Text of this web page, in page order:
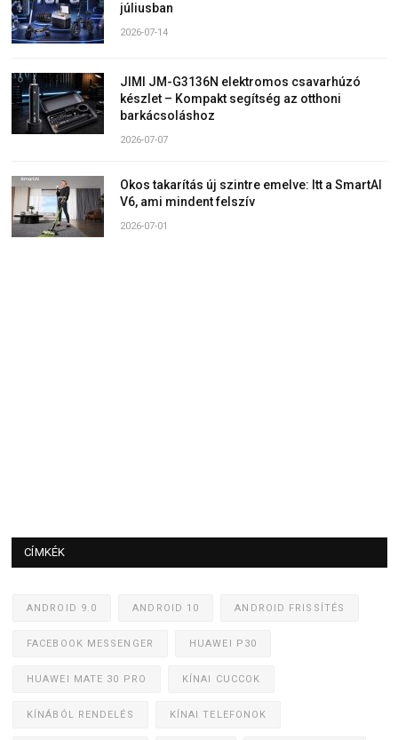
júliusban
2026-07-14
JIMI JM-G3136N elektromos csavarhúzó
készlet – Kompakt segítség az otthoni
barkácsoláshoz
2026-07-07
Okos takarítás új szintre emelve: Itt a SmartAI
V6, ami mindent felszív
2026-07-01
CÍMKÉK
ANDROID 9.0 ANDROID 10 ANDROID FRISSÍTÉS
FACEBOOK MESSENGER HUAWEI P30
HUAWEI MATE 30 PRO KÍNAI CUCCOK
KÍNÁBÓL RENDELÉS KÍNAI TELEFONOK